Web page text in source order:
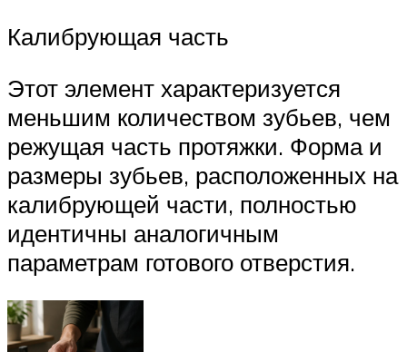
Калибрующая часть
Этот элемент характеризуется
меньшим количеством зубьев, чем
режущая часть протяжки. Форма и
размеры зубьев, расположенных на
калибрующей части, полностью
идентичны аналогичным
параметрам готового отверстия.